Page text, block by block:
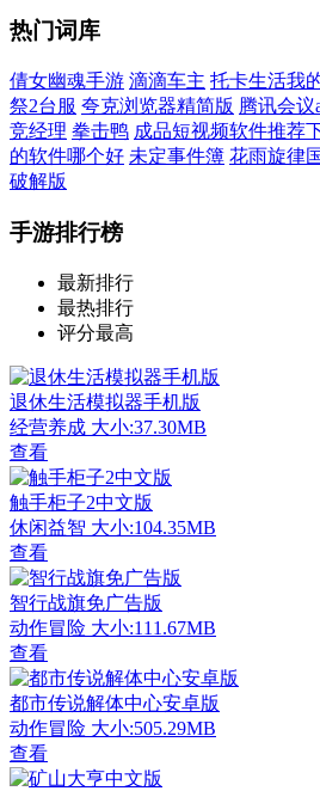
热门词库
倩女幽魂手游 滴滴车主 托卡生活我
祭2台服 夸克浏览器精简版 腾讯会议
竞经理 拳击鸭 成品短视频软件推荐
的软件哪个好 未定事件簿 花雨旋律
破解版
手游排行榜
最新排行
最热排行
评分最高
退休生活模拟器手机版
经营养成 大小:37.30MB
查看
触手柜子2中文版
休闲益智 大小:104.35MB
查看
智行战旗免广告版
动作冒险 大小:111.67MB
查看
都市传说解体中心安卓版
动作冒险 大小:505.29MB
查看